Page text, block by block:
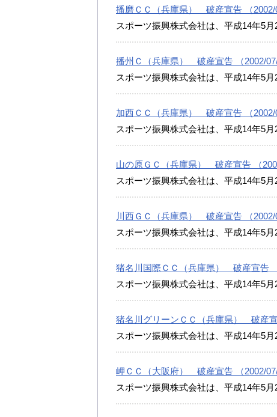
播磨ＣＣ（兵庫県） 破産宣告 （2002/
スポーツ振興株式会社は、平成14年5
播州Ｃ（兵庫県） 破産宣告 （2002/07/
スポーツ振興株式会社は、平成14年5
加西ＣＣ（兵庫県） 破産宣告 （2002/
スポーツ振興株式会社は、平成14年5
山の原ＧＣ（兵庫県） 破産宣告 （
スポーツ振興株式会社は、平成14年5
川西ＧＣ（兵庫県） 破産宣告 （2002/
スポーツ振興株式会社は、平成14年5
猪名川国際ＣＣ（兵庫県） 破産宣告 （
スポーツ振興株式会社は、平成14年5
猪名川グリーンＣＣ（兵庫県） 破産宣
スポーツ振興株式会社は、平成14年5
岬ＣＣ（大阪府） 破産宣告 （2002/07/
スポーツ振興株式会社は、平成14年5